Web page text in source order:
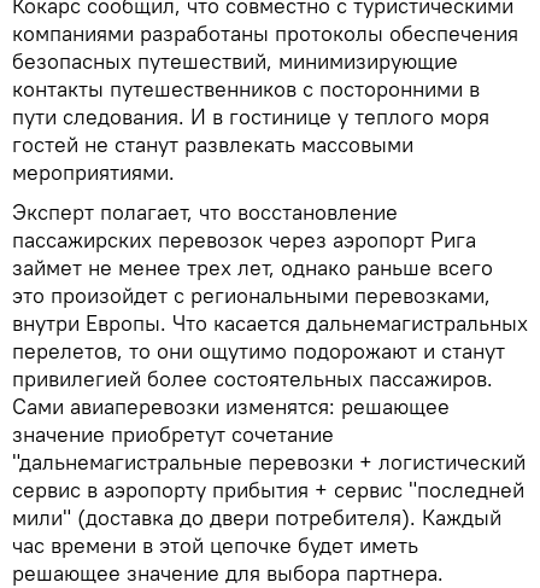
компаниями разработаны протоколы обеспечения
безопасных путешествий, минимизирующие
контакты путешественников с посторонними в
пути следования. И в гостинице у теплого моря
гостей не станут развлекать массовыми
мероприятиями.
Эксперт полагает, что восстановление
пассажирских перевозок через аэропорт Рига
займет не менее трех лет, однако раньше всего
это произойдет с региональными перевозками,
внутри Европы. Что касается дальнемагистральных
перелетов, то они ощутимо подорожают и станут
привилегией более состоятельных пассажиров.
Сами авиаперевозки изменятся: решающее
значение приобретут сочетание
"дальнемагистральные перевозки + логистический
сервис в аэропорту прибытия + сервис "последней
мили" (доставка до двери потребителя). Каждый
час времени в этой цепочке будет иметь
решающее значение для выбора партнера.